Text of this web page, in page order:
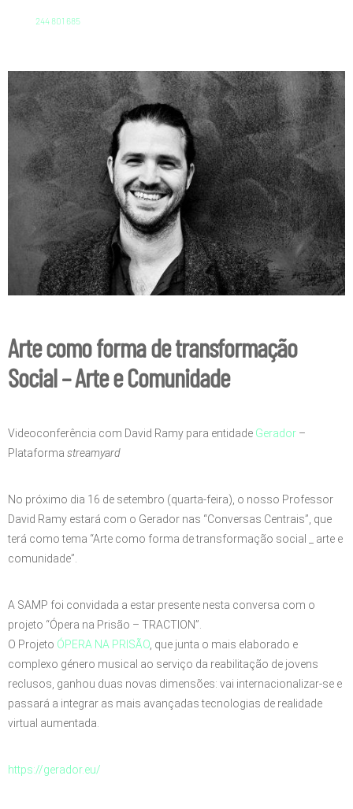
244 801 685
Arte como forma de transformação
Social – Arte e Comunidade
Videoconferência com David Ramy para entidade Gerador –
Plataforma streamyard
No próximo dia 16 de setembro (quarta-feira), o nosso Professor
David Ramy estará com o Gerador nas “Conversas Centrais”, que
terá como tema “Arte como forma de transformação social _ arte e
comunidade”.
A SAMP foi convidada a estar presente nesta conversa com o
projeto “Ópera na Prisão – TRACTION”.
O Projeto ÓPERA NA PRISÃO, que junta o mais elaborado e
complexo género musical ao serviço da reabilitação de jovens
reclusos, ganhou duas novas dimensões: vai internacionalizar-se e
passará a integrar as mais avançadas tecnologias de realidade
virtual aumentada.
https://gerador.eu/